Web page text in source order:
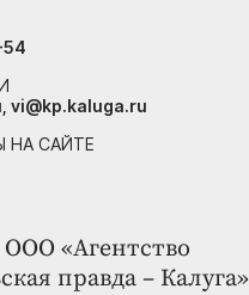
ООО «Агентство
правда – Калуга»
vi@kp.kaluga.ru
НА САЙТЕ